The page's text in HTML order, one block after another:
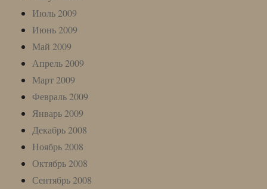
Июль 2009
Июнь 2009
Май 2009
Апрель 2009
Март 2009
Февраль 2009
Январь 2009
Декабрь 2008
Ноябрь 2008
Октябрь 2008
Сентябрь 2008